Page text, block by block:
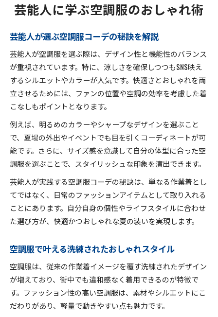
空調服のデザイン性を活かした着回し術
空調服をファッション小物として活用
空調服と相性抜群なアイテムの選び方
猛暑でも快適さが続く空調服の魅力
空調服なら猛暑も快適に過ごせる理由
空調服で実感する持続的な涼しさの秘密
空調服が叶える快適な夏の生活とは
空調服の機能性がもたらす快適効果
空調服の快適さが支持されるポイント
空調服が涼しいと話題の理由を解説
空調服が涼しい仕組みと特徴を解剖
空調服の風量調整で体感温度が変わる
空調服はどうして涼しいと感じるのか
空調服の涼しさを支える最新技術
トレンド先取り空調服コーデのポイント
空調服で今季人気のコーデを先取り
空調服のトレンドカラーの選び方
空調服の最新デザインをチェック
芸能人に学ぶ空調服のおしゃれ術
芸能人が選ぶ空調服コーデの秘訣を解説
芸能人が空調服を選ぶ際は、デザイン性と機能性のバランス
が重視されています。特に、涼しさを確保しつつもSNS映え
するシルエットやカラーが人気です。快適さとおしゃれを両
立させるためには、ファンの位置や空調の効率を考慮した着
こなしもポイントとなります。
例えば、明るめのカラーやシャープなデザインを選ぶこと
で、夏場の外出やイベントでも目を引くコーディネートが可
能です。さらに、サイズ感を意識して自分の体型に合った空
調服を選ぶことで、スタイリッシュな印象を演出できます。
芸能人が実践する空調服コーデの秘訣は、単なる作業着とし
てではなく、日常のファッションアイテムとして取り入れる
ことにあります。自分自身の個性やライフスタイルに合わせ
た選び方が、快適かつおしゃれな夏の装いを実現します。
空調服で叶える洗練されたおしゃれスタイル
空調服は、従来の作業着イメージを覆す洗練されたデザイン
が増えており、街中でも違和感なく着用できるのが特徴で
す。ファッション性の高い空調服は、素材やシルエットにこ
だわりがあり、軽量で動きやすい点も魅力です。